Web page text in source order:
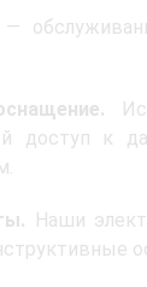
—
доступ к
Наши